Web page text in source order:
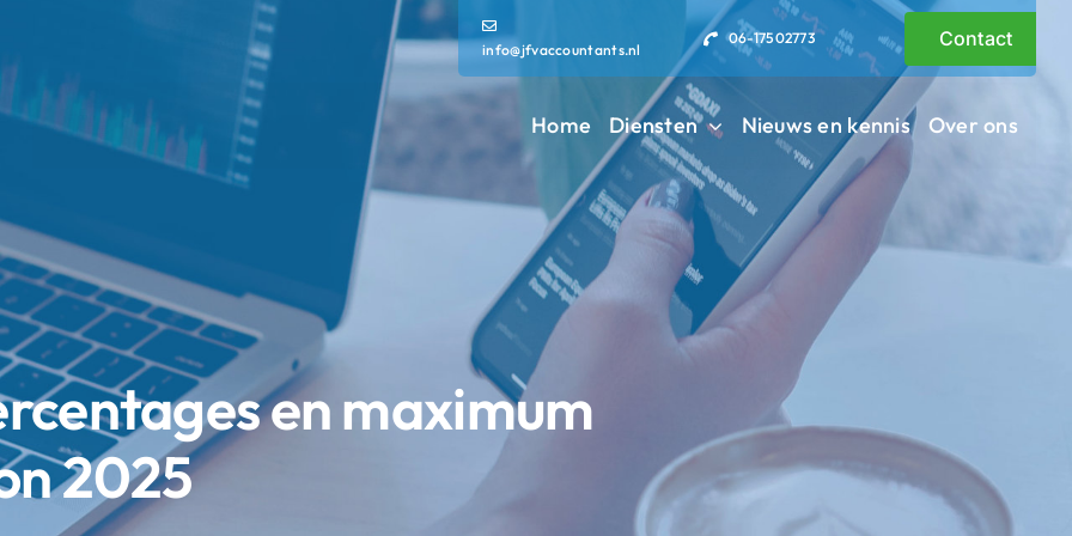
info@jfvaccountants.nl
06-17502773 Contact
Home Diensten Nieuws en kennis Over ons
en maximum
2025